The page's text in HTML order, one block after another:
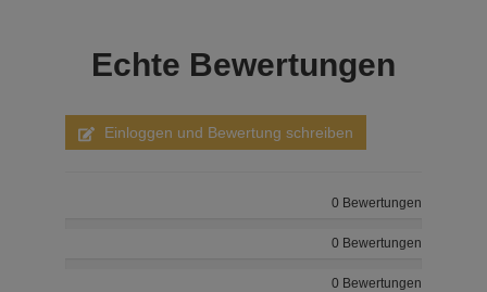
Echte Bewertungen
Einloggen und Bewertung schreiben
0 Bewertungen
0 Bewertungen
0 Bewertungen